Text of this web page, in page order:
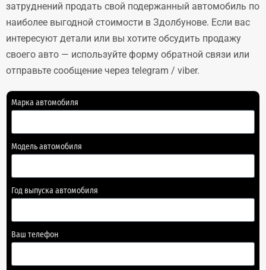
затруднений продать свой подержанный автомобиль по
наиболее выгодной стоимости в Здолбунове. Если вас
интересуют детали или вы хотите обсудить продажу
своего авто — используйте форму обратной связи или
отправьте сообщение через telegram / viber.
Марка автомобиля
Модель автомобиля
Год выпуска автомобиля
Ваш телефон